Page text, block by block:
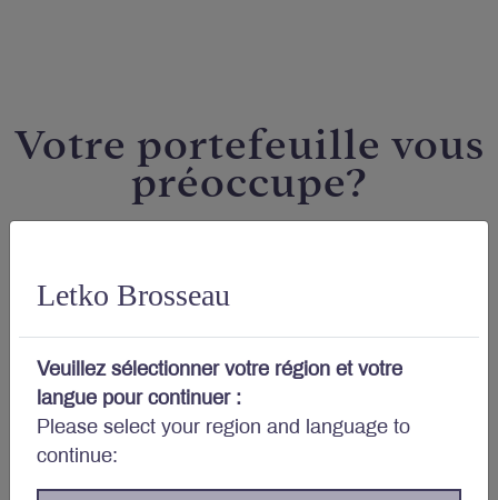
Letko Brosseau
Veuillez sélectionner votre région et votre
langue pour continuer :
Please select your region and language to
continue:
Votre portefeuille vous
préoccupe?
Courriel *